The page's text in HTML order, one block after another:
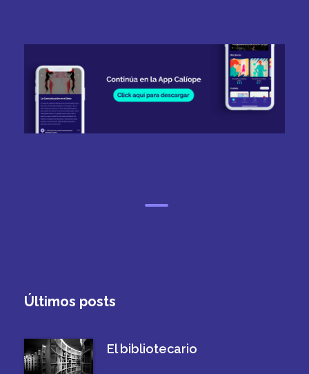
Últimos posts
El bibliotecario